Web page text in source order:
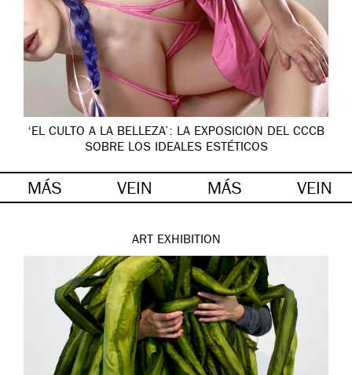
‘EL CULTO A LA BELLEZA’: LA EXPOSICIÓN DEL CCCB
SOBRE LOS IDEALES ESTÉTICOS
MÁS VEIN MÁS VEIN
ART EXHIBITION